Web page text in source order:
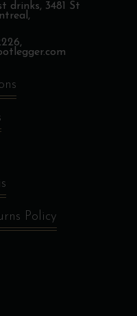
drinks, 3481 St
Policy